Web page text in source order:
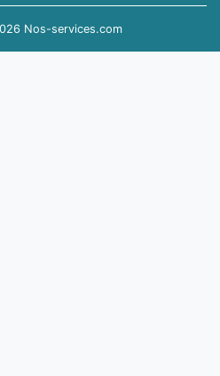
Nos-services.com